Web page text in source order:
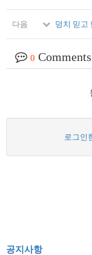
다음 덩치 믿고
0 Comments
로그인
공지사항